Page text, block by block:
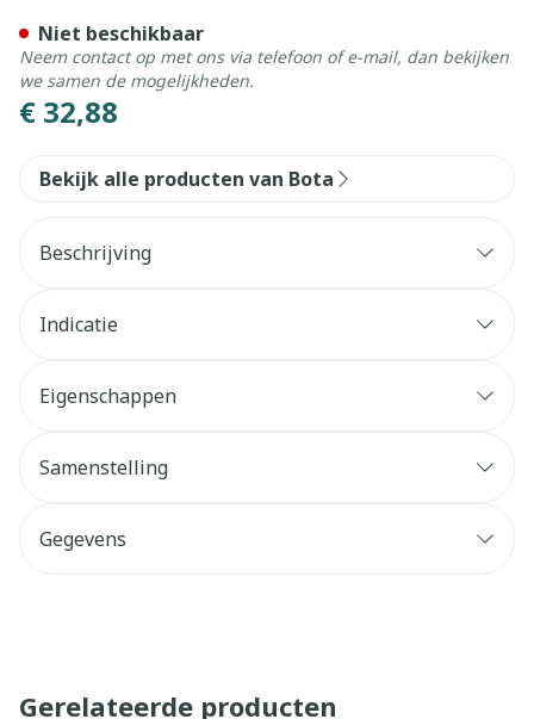
€ 32,88
Niet beschikbaar
Neem contact op met ons via telefoon of e-mail, dan bekijken
we samen de mogelijkheden.
Bekijk alle producten van Bota
Beschrijving
Indicatie
Eigenschappen
Samenstelling
Gegevens
Gerelateerde producten